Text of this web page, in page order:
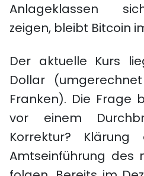
Anlageklassen
zeigen, bleibt Bitcoin
Der aktuelle Kurs
Dollar
Franken). Die Frage
vor einem
Korrektur?
Amtseinführung des